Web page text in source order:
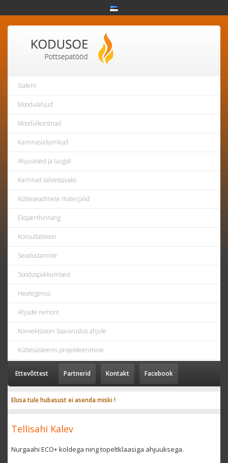
Galerii
Moodulahjud
Moodulkorstnad
Kaminasüdamikud
Ahjuuksed ja luugid
Kaminad salvestavaks
Kütteseadmete materjalid
Eksperthinnang
Konsultatsioon
Seadustamine
Sooduspakkumised
Heategevus
Ahjude remont
Konvektsiooni lisavarustus ahjule
Küttesüsteemi projekteerimine
Ettevõttest Partnerid Kontakt Facebook
Elusa tule hubasust ei asenda miski !
Tellisahi Kalev
Nurgaahi ECO+ koldega ning topeltklaasiga ahjuuksega.